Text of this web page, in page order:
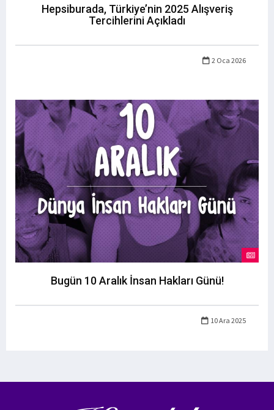
Hepsiburada, Türkiye’nin 2025 Alışveriş
Tercihlerini Açıkladı
2 Oca 2026
Bugün 10 Aralık İnsan Hakları Günü!
10 Ara 2025